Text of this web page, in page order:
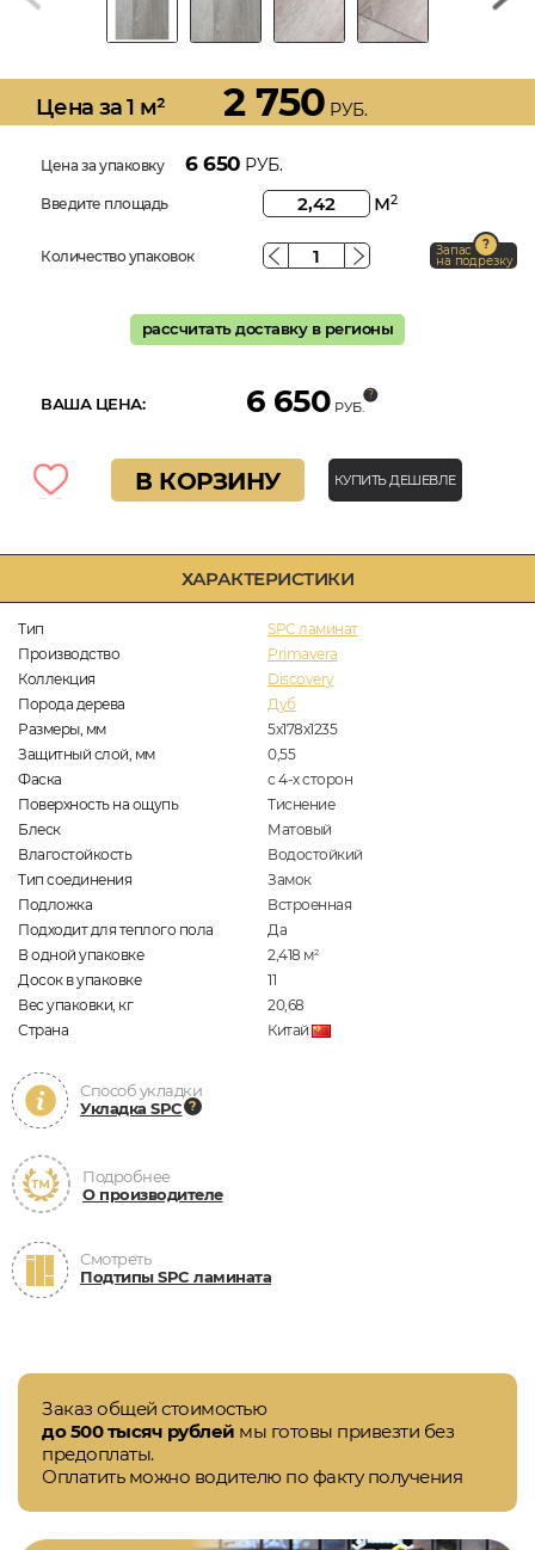
ХАРАКТЕРИСТИКИ
Тип
SPC ламинат
Производство
Primavera
Коллекция
Discovery
Порода дерева
Дуб
Размеры, мм
5х178х1235
Защитный слой, мм
0,55
Фаска
с 4-х сторон
Поверхность на ощупь
Тиснение
Блеск
Матовый
Влагостойкость
Водостойкий
Тип соединения
Замок
Подложка
Встроенная
Подходит для теплого пола
Да
В одной упаковке
2,418 м2
Досок в упаковке
11
Вес упаковки, кг
20,68
Страна
Китай
Способ укладки
Укладка SPC
Подробнее
О производителе
Смотреть
Подтипы SPC ламината
Цена за 1 м² 2 750 РУБ.
Цена за упаковку 6 650 РУБ.
Введите площадь м2
Количество упаковок Запас
на подрезку
рассчитать доставку в регионы
ВАША ЦЕНА: 6 650 РУБ.
В КОРЗИНУ КУПИТЬ ДЕШЕВЛЕ
Заказ общей стоимостью
до 500 тысяч рублей мы готовы привезти без
предоплаты.
Оплатить можно водителю по факту получения